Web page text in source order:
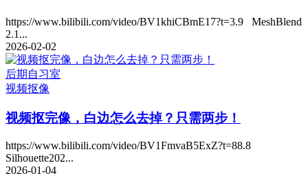
https://www.bilibili.com/video/BV1khiCBmE17?t=3.9 MeshBlend
2.1...
2026-02-02
后期自习室
视频抠像
视频抠完像，白边怎么去掉？只需两步！
https://www.bilibili.com/video/BV1FmvaB5ExZ?t=88.8
Silhouette202...
2026-01-04